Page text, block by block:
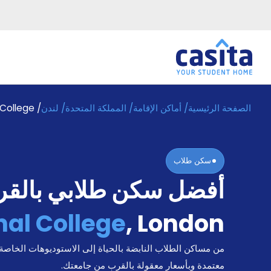
الرئيسية عربي GBP
دخول
أصدقائك
الصفحة الرئيسية/ أماكن الإقامة/ المملكة المتحدة/ لندن/
سكن طلاب
أفضل سكن طلابي
College, London
من مساكن الطلاب النابضة بالحياة إلى الاستوديوهات
معتمدة وبأسعار معقولة بالقرب من جامعتك.